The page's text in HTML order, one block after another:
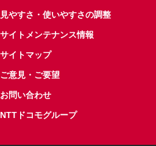
見やすさ・使いやすさの調整
サイトメンテナンス情報
サイトマップ
ご意見・ご要望
お問い合わせ
NTTドコモグループ